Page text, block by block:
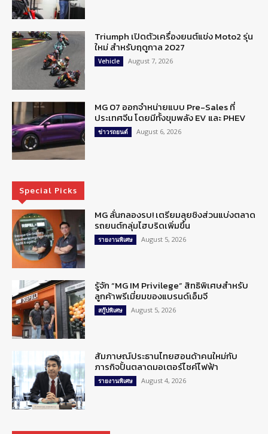
Triumph เปิดตัวเครื่องยนต์แข่ง Moto2 รุ่น
ใหม่ สำหรับฤดูกาล 2027
Vehicle August 7, 2026
MG 07 ออกจำหน่ายแบบ Pre-Sales ที่
ประเทศจีน โดยมีทั้งขุมพลัง EV และ PHEV
ข่าวรถยนต์ August 6, 2026
Special Picks
MG ลั่นกลองรบ! เตรียมลุยชิงส่วนแบ่งตลาด
รถยนต์กลุ่มไฮบริดเพิ่มขึ้น
รายงานพิเศษ August 5, 2026
รู้จัก “MG IM Privilege” สิทธิพิเศษสำหรับ
ลูกค้าพรีเมี่ยมของแบรนด์เอ็มจี
สกู๊ปพิเศษ August 5, 2026
สัมภาษณ์ประธานไทยฮอนด้าคนใหม่กับ
ภารกิจปั้นตลาดมอเตอร์ไซค์ไฟฟ้า
รายงานพิเศษ August 4, 2026